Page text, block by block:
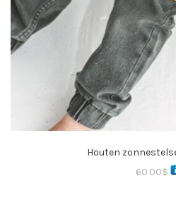
Houten
60.00$